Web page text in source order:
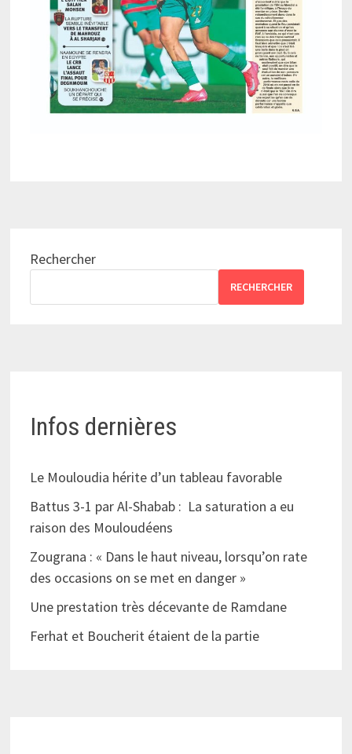
Rechercher
RECHERCHER
Infos dernières
Le Mouloudia hérite d’un tableau favorable
Battus 3-1 par Al-Shabab : La saturation a eu
raison des Mouloudéens
Zougrana : « Dans le haut niveau, lorsqu’on rate
des occasions on se met en danger »
Une prestation très décevante de Ramdane
Ferhat et Boucherit étaient de la partie